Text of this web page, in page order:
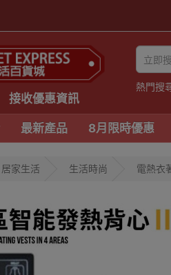
接收優惠資訊
熱門搜
最新產品 8月限時優惠
居家生活 生活時尚 電熱衣